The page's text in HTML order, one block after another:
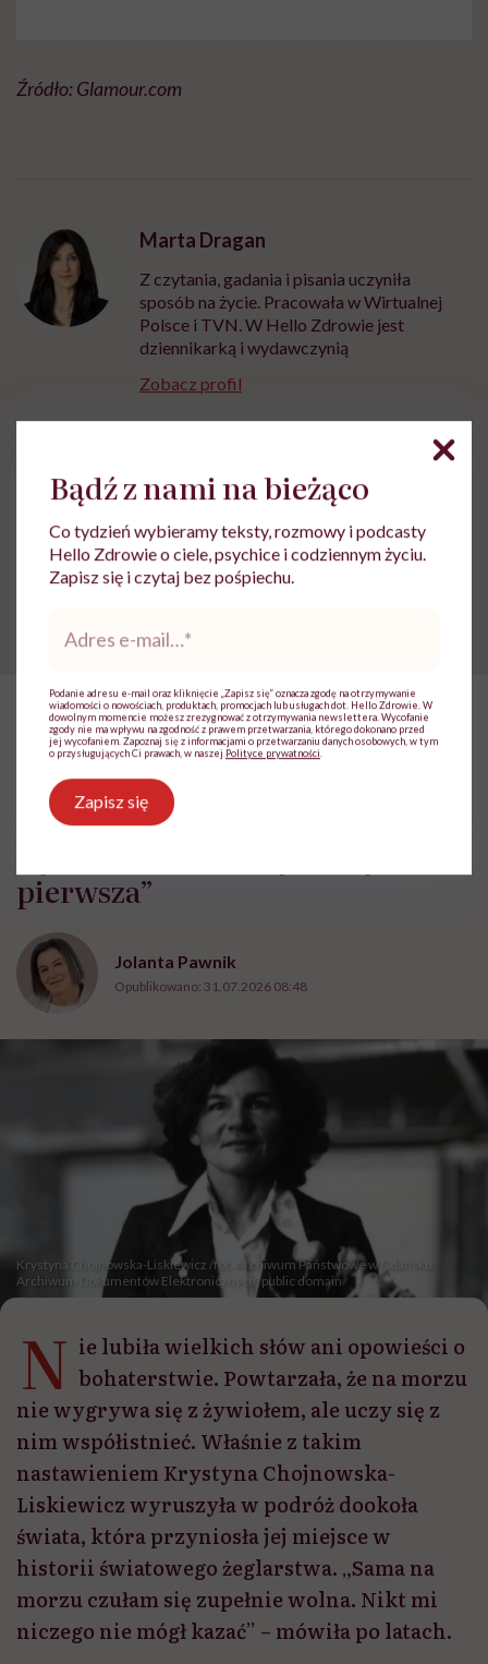
Źródło: Glamour.com
Marta Dragan
Z czytania, gadania i pisania uczyniła
sposób na życie. Pracowała w Wirtualnej
Polsce i TVN. W Hello Zdrowie jest
dziennikarką i wydawczynią
Zobacz profil
Powiązane tematy:
HelloZdrowie: Życie › Feminizm › Krystyna Chojnowska-
Krystyna Chojnowska-
Liskiewicz: „Nie chcę być
pierwsza”
Jolanta Pawnik
Opublikowano: 31.07.2026 08:48
Krystyna Chojnowska-Liskiewicz /fot. Archiwum Państwowe w Gdańsku,
Archiwum Dokumentów Elektronicznych, public domain
N ie lubiła wielkich słów ani opowieści o
bohaterstwie. Powtarzała, że na morzu
nie wygrywa się z żywiołem, ale uczy się z
nim współistnieć. Właśnie z takim
nastawieniem Krystyna Chojnowska-
Liskiewicz wyruszyła w podróż dookoła
świata, która przyniosła jej miejsce w
historii światowego żeglarstwa. „Sama na
morzu czułam się zupełnie wolna. Nikt mi
niczego nie mógł kazać” – mówiła po latach.
Bądź z nami na bieżąco
Co tydzień wybieramy teksty, rozmowy i podcasty
Hello Zdrowie o ciele, psychice i codziennym życiu.
Zapisz się i czytaj bez pośpiechu.
mail*
Podanie adresu e-mail oraz kliknięcie „Zapisz się” oznacza zgodę na otrzymywanie
wiadomości o nowościach, produktach, promocjach lub usługach dot. Hello Zdrowie. W
dowolnym momencie możesz zrezygnować z otrzymywania newslettera. Wycofanie
zgody nie ma wpływu na zgodność z prawem przetwarzania, którego dokonano przed
jej wycofaniem. Zapoznaj się z informacjami o przetwarzaniu danych osobowych, w tym
o przysługujących Ci prawach, w naszej Polityce prywatności
Zapisz się